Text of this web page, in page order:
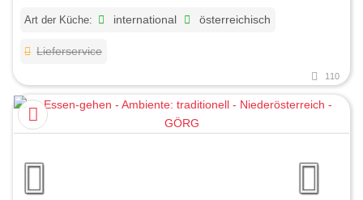
Art der Küche: international österreichisch
Lieferservice
110